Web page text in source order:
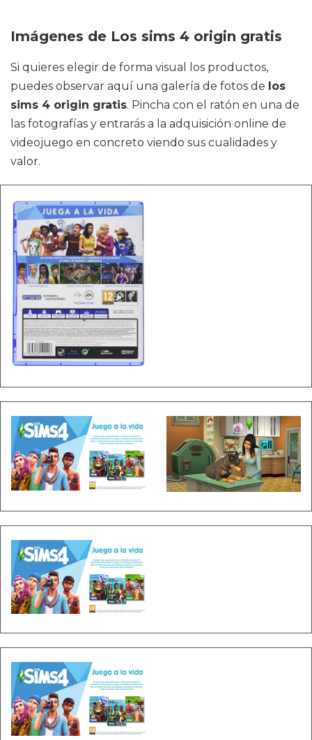
Imágenes de Los sims 4 origin gratis
Si quieres elegir de forma visual los productos,
puedes observar aquí una galería de fotos de los
sims 4 origin gratis. Pincha con el ratón en una de
las fotografías y entrarás a la adquisición online de
videojuego en concreto viendo sus cualidades y
valor.